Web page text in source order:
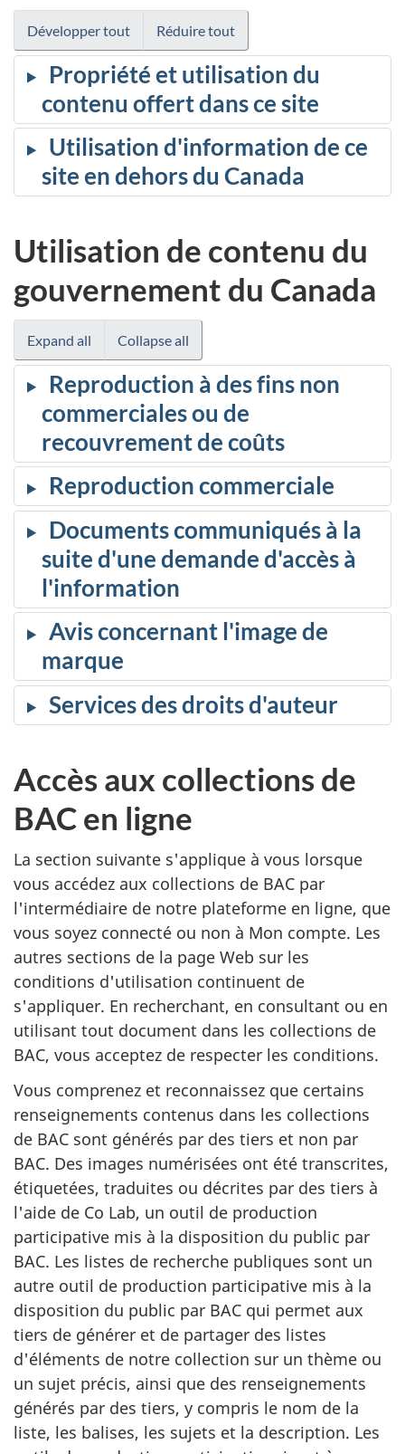
Développer tout Réduire tout
Propriété et utilisation du
contenu offert dans ce site
Utilisation d'information de ce
site en dehors du Canada
Utilisation de contenu du
gouvernement du Canada
Expand all Collapse all
Reproduction à des fins non
commerciales ou de
recouvrement de coûts
Reproduction commerciale
Documents communiqués à la
suite d'une demande d'accès à
l'information
Avis concernant l'image de
marque
Services des droits d'auteur
Accès aux collections de
BAC en ligne
La section suivante s'applique à vous lorsque
vous accédez aux collections de BAC par
l'intermédiaire de notre plateforme en ligne, que
vous soyez connecté ou non à Mon compte. Les
autres sections de la page Web sur les
conditions d'utilisation continuent de
s'appliquer. En recherchant, en consultant ou en
utilisant tout document dans les collections de
BAC, vous acceptez de respecter les conditions.
Vous comprenez et reconnaissez que certains
renseignements contenus dans les collections
de BAC sont générés par des tiers et non par
BAC. Des images numérisées ont été transcrites,
étiquetées, traduites ou décrites par des tiers à
l'aide de Co Lab, un outil de production
participative mis à la disposition du public par
BAC. Les listes de recherche publiques sont un
autre outil de production participative mis à la
disposition du public par BAC qui permet aux
tiers de générer et de partager des listes
d'éléments de notre collection sur un thème ou
un sujet précis, ainsi que des renseignements
générés par des tiers, y compris le nom de la
liste, les balises, les sujets et la description. Les